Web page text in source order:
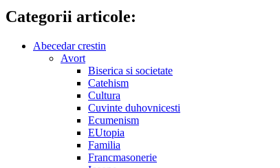
Categorii articole:
Abecedar crestin
Avort
Biserica si societate
Catehism
Cultura
Cuvinte duhovnicesti
Ecumenism
EUtopia
Familia
Francmasonerie